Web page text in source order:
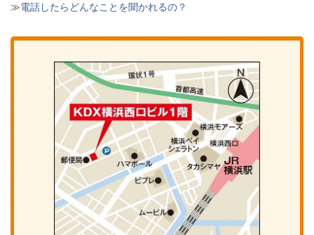
≫電話したらどんなことを聞かれるの？